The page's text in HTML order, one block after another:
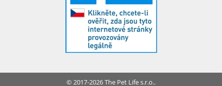
© 2017-2026 The Pet Life s.r.o..